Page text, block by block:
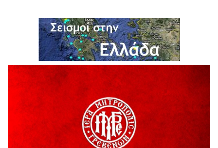
ΕΥΧΑΡΙΣΤΙΕΣ Φυσιολατρικού Συλλόγου Γρεβενών
4 Αυγούστου 2026
Έκτακτη χρηματοδότηση 400.000€ για επιπλέον εργασίες
στο Δημοτικό Στάδιο Γρεβενών «Μίλτος Τεντόγλου»
4 Αυγούστου 2026
Τελικά τι είναι πολιτισμός;
Ολοσχερής καταστροφή κατοικίας από πυρκαγιά στην
Καληράχη Γρεβενών